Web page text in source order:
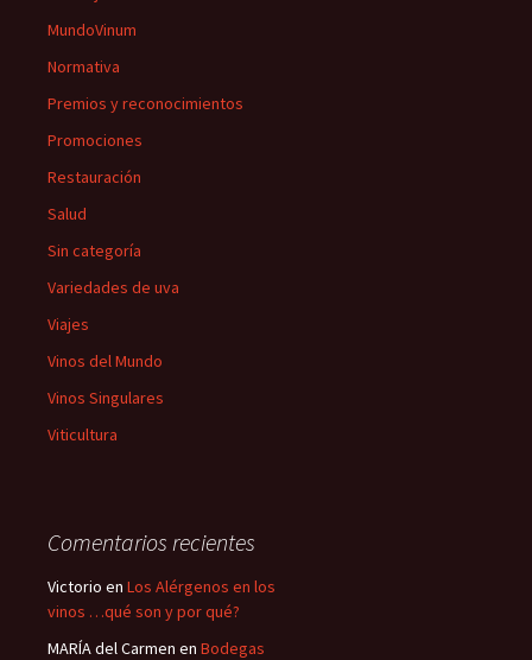
MundoVinum
Normativa
Premios y reconocimientos
Promociones
Restauración
Salud
Sin categoría
Variedades de uva
Viajes
Vinos del Mundo
Vinos Singulares
Viticultura
Comentarios recientes
Victorio en Los Alérgenos en los
vinos …qué son y por qué?
MARÍA del Carmen en Bodegas